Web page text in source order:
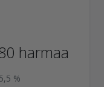
harmaa
%